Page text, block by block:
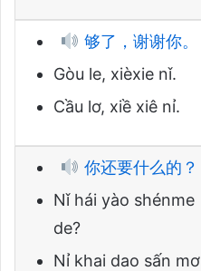
够了，谢谢你。
Gòu le, xièxie nǐ.
Cầu lơ, xiề xiê nỉ.
你还要什么的？
Nǐ hái yào shénme
de?
Nỉ khai dao sấn mơ